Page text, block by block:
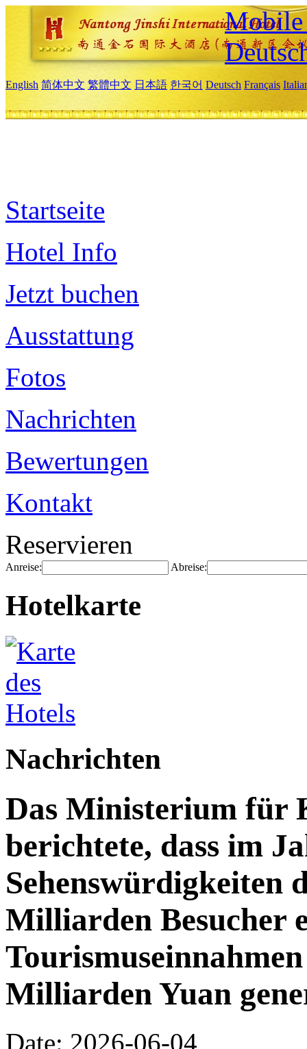
Mobile
English 简体中文 繁體中文 日本語 한국어 Deutsch Français
Startseite
Hotel Info
Jetzt buchen
Ausstattung
Fotos
Nachrichten
Bewertungen
Kontakt
Reservieren
Anreise: Abreise:
Hotelkarte
Nachrichten
Das Ministerium für
berichtete, dass im
Sehenswürdigkeiten
Milliarden Besucher
Milliarden Yuan
Date: 2026-06-04